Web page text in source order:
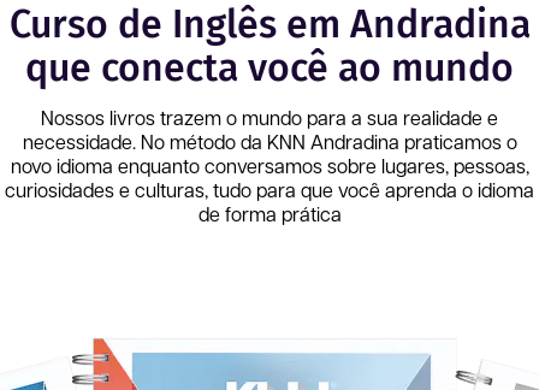
Curso de Inglês em Andradina
que conecta você ao mundo
Nossos livros trazem o mundo para a sua realidade e
necessidade. No método da KNN Andradina praticamos o
novo idioma enquanto conversamos sobre lugares, pessoas,
curiosidades e culturas, tudo para que você aprenda o idioma
de forma prática